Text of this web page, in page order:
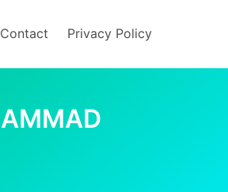
Contact Privacy Policy